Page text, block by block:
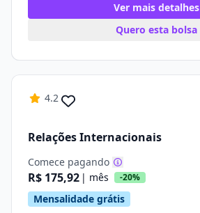
Ver mais detalhes
Quero esta bolsa
4.2
Relações Internacionais
Comece pagando
R$ 175,92 | mês -20%
Mensalidade grátis